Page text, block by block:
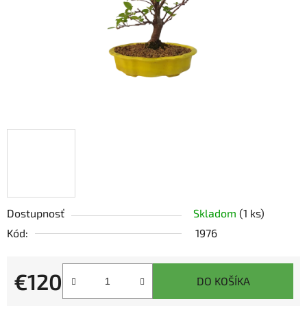
Dostupnosť Skladom (1 ks)
Kód:
1976
€120
Jednotková cena:
DO KOŠÍKA